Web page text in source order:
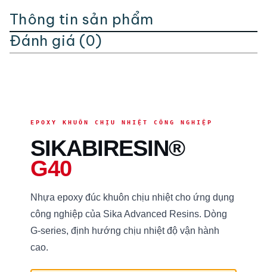
Thông tin sản phẩm
Đánh giá (0)
EPOXY KHUÔN CHỊU NHIỆT CÔNG NGHIỆP
SIKABIRESIN®
G40
Nhựa epoxy đúc khuôn chịu nhiệt cho ứng dụng
công nghiệp của Sika Advanced Resins. Dòng
G-series, định hướng chịu nhiệt độ vận hành
cao.